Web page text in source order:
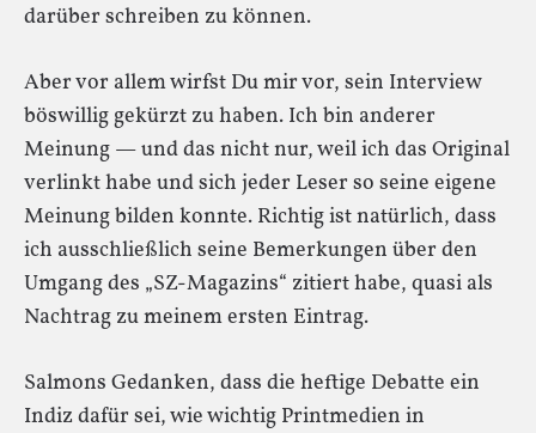
darüber schreiben zu können.
Aber vor allem wirfst Du mir vor, sein Interview
böswillig gekürzt zu haben. Ich bin anderer
Meinung — und das nicht nur, weil ich das Original
verlinkt habe und sich jeder Leser so seine eigene
Meinung bilden konnte. Richtig ist natürlich, dass
ich ausschließlich seine Bemerkungen über den
Umgang des „SZ-Magazins“ zitiert habe, quasi als
Nachtrag zu meinem ersten Eintrag.
Salmons Gedanken, dass die heftige Debatte ein
Indiz dafür sei, wie wichtig Printmedien in